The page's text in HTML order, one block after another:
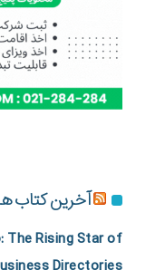
آخرین کتاب
The Rising Star of
Directories